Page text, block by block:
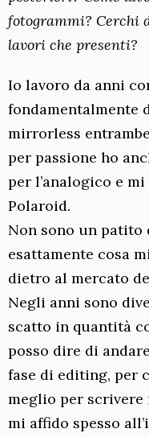
fotogrammi? Cerchi
lavori che presenti?
Io lavoro da anni
fondamentalmente
mirrorless
per passione ho
per l’analogico e
Polaroid.
Non sono un patito
esattamente cosa
dietro al mercato
Negli anni sono
scatto in quantità
posso dire di
fase di editing, per
meglio per
mi affido spesso